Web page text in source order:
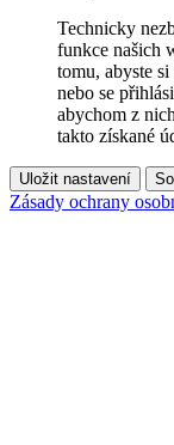
Technicky
funkce našich
tomu, abyste
nebo se
abychom z
takto získané
Uložit nastavení
Zásady ochrany